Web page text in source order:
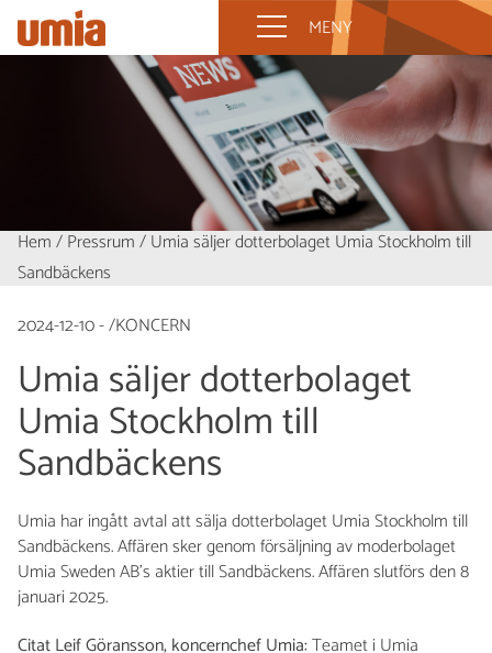
MENY
Hem/Pressrum/Umia säljer dotterbolaget Umia Stockholm till
Sandbäckens
2024-12-10 - /KONCERN
Umia säljer dotterbolaget
Umia Stockholm till
Sandbäckens
Umia har ingått avtal att sälja dotterbolaget Umia Stockholm till
Sandbäckens. Affären sker genom försäljning av moderbolaget
Umia Sweden AB’s aktier till Sandbäckens. Affären slutförs den 8
januari 2025.
Citat Leif Göransson, koncernchef Umia:Teamet i Umia